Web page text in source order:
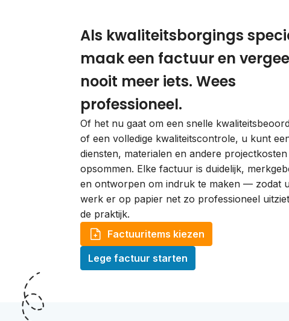
Als kwaliteitsborgings
maak een factuur en
nooit meer iets. Wees
professioneel.
Of het nu gaat om een snelle
of een volledige kwaliteitscontrole, u kunt
diensten, materialen en andere projectkosten
opsommen. Elke factuur is duidelijk,
en ontworpen om indruk te maken — zodat
werk er op papier net zo professioneel
de praktijk.
Factuuritems kiezen
Lege factuur starten